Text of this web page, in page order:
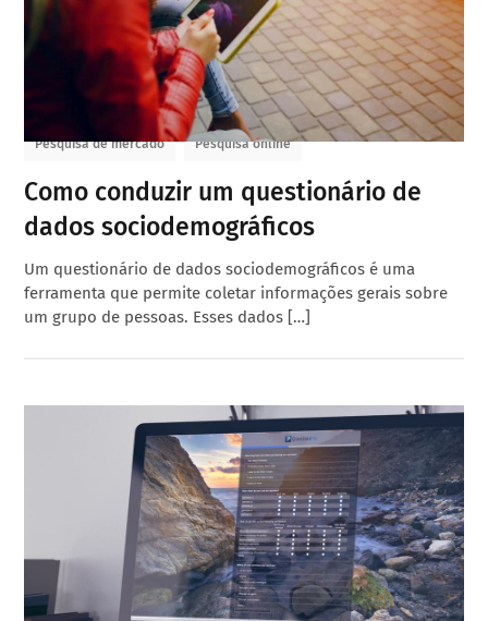
Pesquisa de mercado Pesquisa online
Como conduzir um questionário de
dados sociodemográficos
Um questionário de dados sociodemográficos é uma
ferramenta que permite coletar informações gerais sobre
um grupo de pessoas. Esses dados […]